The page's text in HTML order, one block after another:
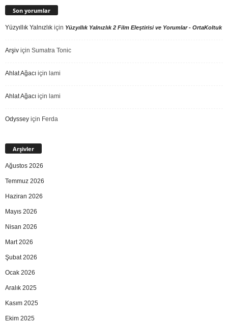
Son yorumlar
Yüzyıllık Yalnızlık için Yüzyıllık Yalnızlık 2 Film Eleştirisi ve Yorumlar - OrtaKoltuk
Arşiv için Sumatra Tonic
Ahlat Ağacı için lami
Ahlat Ağacı için lami
Odyssey için Ferda
Arşivler
Ağustos 2026
Temmuz 2026
Haziran 2026
Mayıs 2026
Nisan 2026
Mart 2026
Şubat 2026
Ocak 2026
Aralık 2025
Kasım 2025
Ekim 2025